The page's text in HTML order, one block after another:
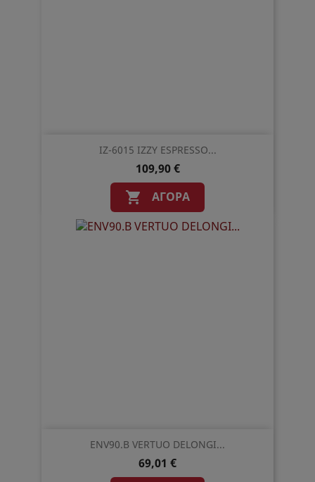
IZ-6015 IZZY ESPRESSO...
109,90 €
 ΑΓΟΡΆ
ENV90.B VERTUO DELONGI...
69,01 €